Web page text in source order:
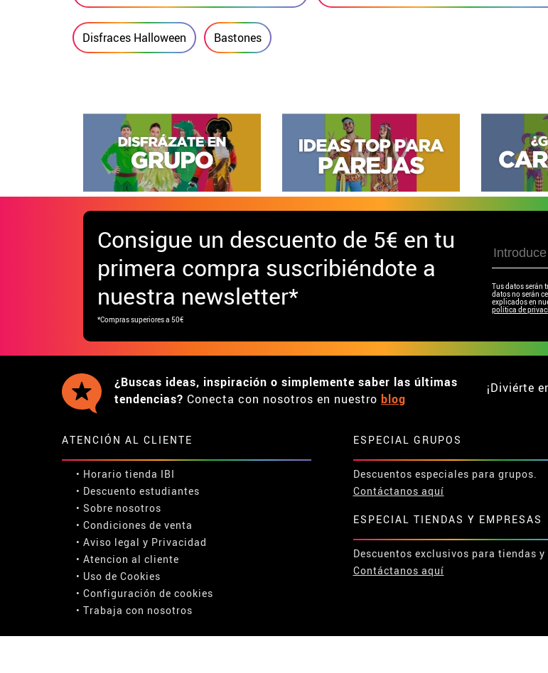
Disfraces Halloween Bastones
Consigue un descuento de 5€ en tu
primera compra suscribiéndote a
nuestra newsletter*
*Compras superiores a 50€
Tus datos serán
datos no serán
explicados en
política de
¿Buscas ideas, inspiración o simplemente saber las últimas
tendencias? Conecta con nosotros en nuestro blog
¡Diviérte
ATENCIÓN AL CLIENTE
• Horario tienda IBI
• Descuento estudiantes
• Sobre nosotros
• Condiciones de venta
• Aviso legal y Privacidad
• Atencion al cliente
• Uso de Cookies
• Configuración de cookies
• Trabaja con nosotros
ESPECIAL GRUPOS
Descuentos especiales para grupos.
Contáctanos aquí
ESPECIAL TIENDAS Y EMPRESAS
Descuentos exclusivos para tiendas y
Contáctanos aquí